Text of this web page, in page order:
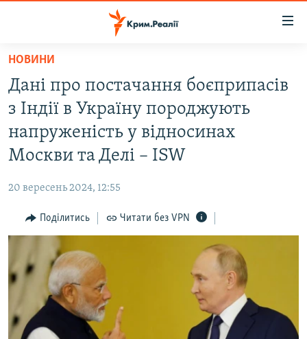
Перейти
основного
матеріалу
до
основної
Перейти
пошуку
ВОДА.КРИМ
ВІДЕО ТА ФОТО
ПОЛІТИКА
ПОГЛЯД
ІНТЕРВ'Ю
ВСЕ ЗА ДЕНЬ
СПЕЦПРОЕКТИ
ДЕПОРТАЦІЯ
ВІДЕОУРОКИ «ELIFBE»
ЯК ОБІЙТИ БЛОКУВАННЯ
Русский
НОВИНИ
Дані про постачання боєприпасів
з Індії в Україну породжують
напруженість у відносинах
Москви та Делі – ISW
20 вересень 2024, 12:55
Поділитись Читати без VPN